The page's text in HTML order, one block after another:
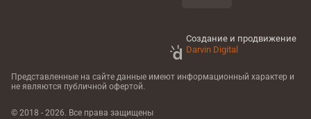
Создание и продвижение
Darvin Digital
Представленные на сайте данные имеют информационный характер и
не являются публичной офертой.
© 2018 - 2026. Все права защищены